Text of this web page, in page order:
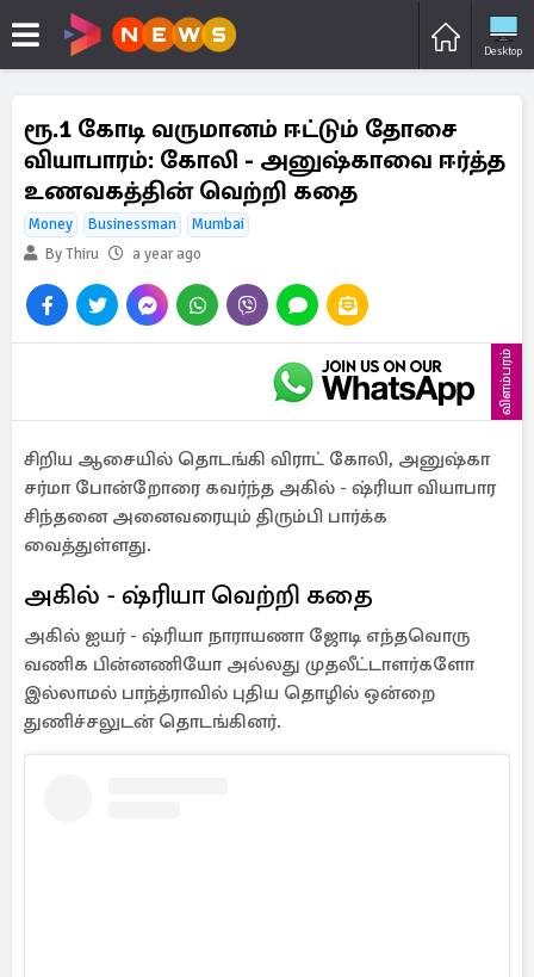
Desktop
ரூ.1 கோடி வருமானம் ஈட்டும் தோசை
வியாபாரம்: கோலி - அனுஷ்காவை ஈர்த்த
உணவகத்தின் வெற்றி கதை
Money Businessman
Mumbai
By Thiru
a year ago
விளம்பரம்
சிறிய ஆசையில் தொடங்கி விராட் கோலி, அனுஷ்கா
சர்மா போன்றோரை கவர்ந்த அகில் - ஷ்ரியா வியாபார
சிந்தனை அனைவரையும் திரும்பி பார்க்க
வைத்துள்ளது.
அகில் - ஷ்ரியா வெற்றி கதை
அகில் ஐயர் - ஷ்ரியா நாராயணா ஜோடி எந்தவொரு
வணிக பின்னணியோ அல்லது முதலீட்டாளர்களோ
இல்லாமல் பாந்த்ராவில் புதிய தொழில் ஒன்றை
துணிச்சலுடன் தொடங்கினர்.